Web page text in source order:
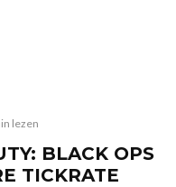
lezen
BLACK OPS
TICKRATE